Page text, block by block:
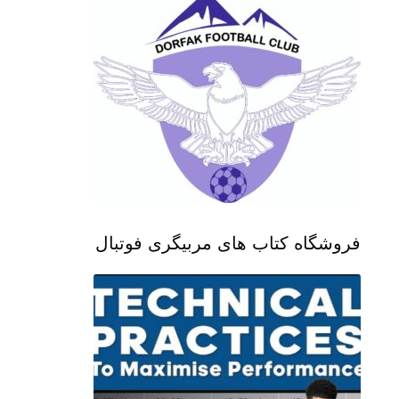
فروشگاه کتاب های مربیگری فوتبال